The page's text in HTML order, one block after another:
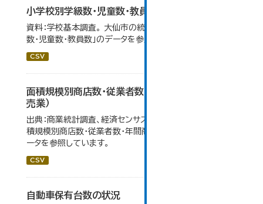
小学校別学級数・児童数・教員数
資料：学校基本調査。 大仙市の統計「14-4 小学校別学級
数・児童数・教員数」のデータを参照しています。
CSV
面積規模別商店数・従業者数・年間商品販売額（小
売業）
出典：商業統計調査、経済センサス。 大仙市の統計「6-5 面
積規模別商店数・従業者数・年間商品販売額（小売業）」のデ
ータを参照しています。
CSV
自動車保有台数の状況